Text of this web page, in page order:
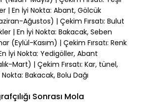
| En İyi Nokta: Abant, Gölcük
Ağustos) | Çekim Fırsatı: Bulut
| En İyi Nokta: Bakacak, Seben
(Eylül-Kasım) | Çekim Fırsatı: Renk
İyi Nokta: Yedigöller, Abant
Mart) | Çekim Fırsatı: Kar, tünel,
Bakacak, Bolu Dağı
Sonrası Mola